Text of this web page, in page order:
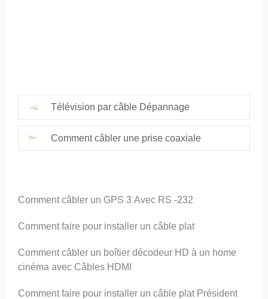
Télévision par câble Dépannage
Comment câbler une prise coaxiale
Comment câbler un GPS 3 Avec RS -232
Comment faire pour installer un câble plat
Comment câbler un boîtier décodeur HD à un home
cinéma avec Câbles HDMI
Comment faire pour installer un câble plat Président